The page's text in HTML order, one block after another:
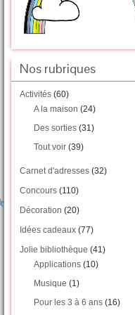
Nos rubriques
Activités (60)
A la maison (24)
Des sorties (31)
Tout voir (39)
Carnet d'adresses (32)
Concours (110)
Décoration (20)
Idées cadeaux (77)
Jolie bibliothèque (41)
Applications (10)
Musique (1)
Pour les 3 à 6 ans (16)